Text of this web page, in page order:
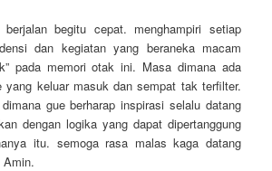
begitu cepat. menghampiri setiap
dan kegiatan yang beraneka macam
pada memori otak ini. Masa dimana ada
yang keluar masuk dan sempat tak terfilter.
gue berharap inspirasi selalu datang
dengan logika yang dapat dipertanggung
itu. semoga rasa malas kaga datang